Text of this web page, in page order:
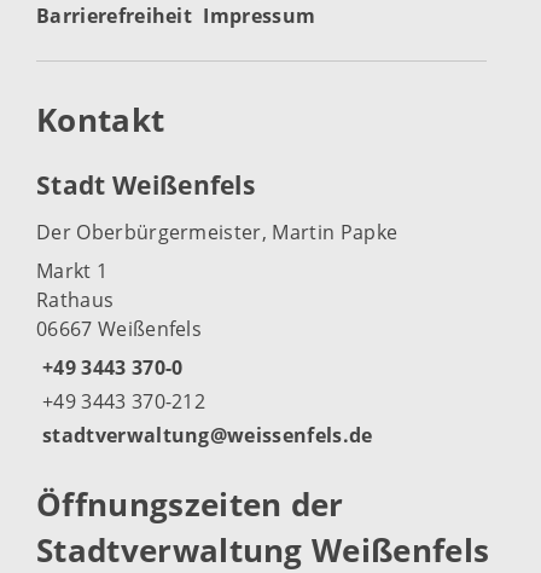
Barrierefreiheit Impressum
Kontakt
Stadt Weißenfels
Der Oberbürgermeister, Martin Papke
Markt 1
Rathaus
06667 Weißenfels
+49 3443 370-0
+49 3443 370-212
stadtverwaltung@weissenfels.de
Öffnungszeiten der
Stadtverwaltung Weißenfels